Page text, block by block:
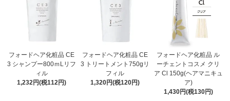
フォードヘア化粧品 CE
3 シャンプー800ｍLリフ
ィル
1,232円(税112円)
フォードヘア化粧品 CE
3 トリートメント750gリ
フィル
1,320円(税120円)
フォードヘア化粧品 ル
ーチェントコスメ クリ
ア Cl 150g(ヘアマニキュ
ア)
1,430円(税130円)